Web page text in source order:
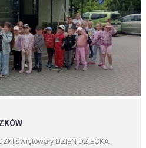
świętowały DZIEŃ DZIECKA.